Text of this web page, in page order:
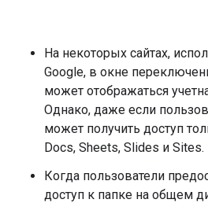
На некоторых сайтах,
Google, в окне
может отображаться
Однако, даже если
может получить доступ
Docs, Sheets, Slides и Sites.
Когда пользователи
доступ к папке на общем